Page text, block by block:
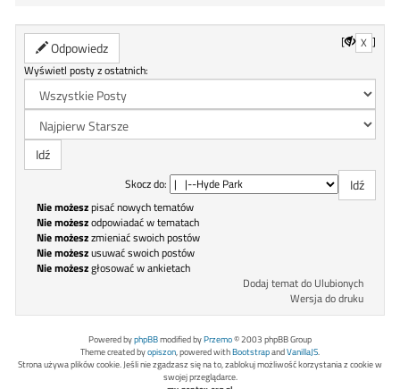
Odpowiedz [ X ]
Wyświetl posty z ostatnich:
Skocz do:
Nie możeszpisać nowych tematów
Nie możeszodpowiadać w tematach
Nie możeszzmieniać swoich postów
Nie możeszusuwać swoich postów
Nie możeszgłosować w ankietach
Dodaj temat do Ulubionych
Wersja do druku
Powered byphpBBmodified byPrzemo© 2003 phpBB Group
Theme created byopiszon, powered withBootstrapandVanillaJS.
Strona używa plików cookie. Jeśli nie zgadzasz się na to, zablokuj możliwość korzystania z cookie w
swojej przeglądarce.